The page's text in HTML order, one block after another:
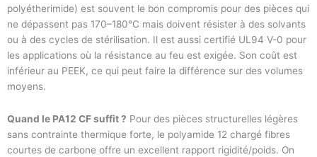
polyétherimide) est souvent le bon compromis pour des pièces qui
ne dépassent pas 170–180°C mais doivent résister à des solvants
ou à des cycles de stérilisation. Il est aussi certifié UL94 V-0 pour
les applications où la résistance au feu est exigée. Son coût est
inférieur au PEEK, ce qui peut faire la différence sur des volumes
moyens.
Quand le PA12 CF suffit ? Pour des pièces structurelles légères
sans contrainte thermique forte, le polyamide 12 chargé fibres
courtes de carbone offre un excellent rapport rigidité/poids. On